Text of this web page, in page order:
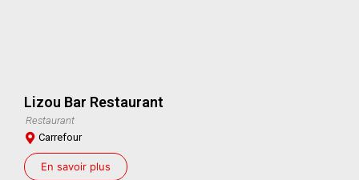
Lizou Bar Restaurant
Restaurant
Carrefour
En savoir plus